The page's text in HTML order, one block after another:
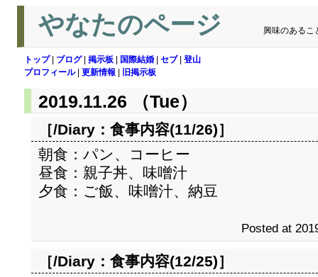
やなたのページ 興味のあるこ
トップ| ブログ| 掲示板 国際結婚 セブ| 登山
プロフィール| 更新情報 旧掲示板
2019.11.26 （Tue）
［/Diary： 食事内容(11/26)］
朝食：パン、コーヒー
昼食：親子丼、味噌汁
夕食：ご飯、味噌汁、納豆
Posted at
［/Diary： 食事内容(12/25)］